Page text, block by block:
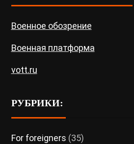
Военное обозрение
Военная платформа
vott.ru
РУБРИКИ:
For foreigners (35)